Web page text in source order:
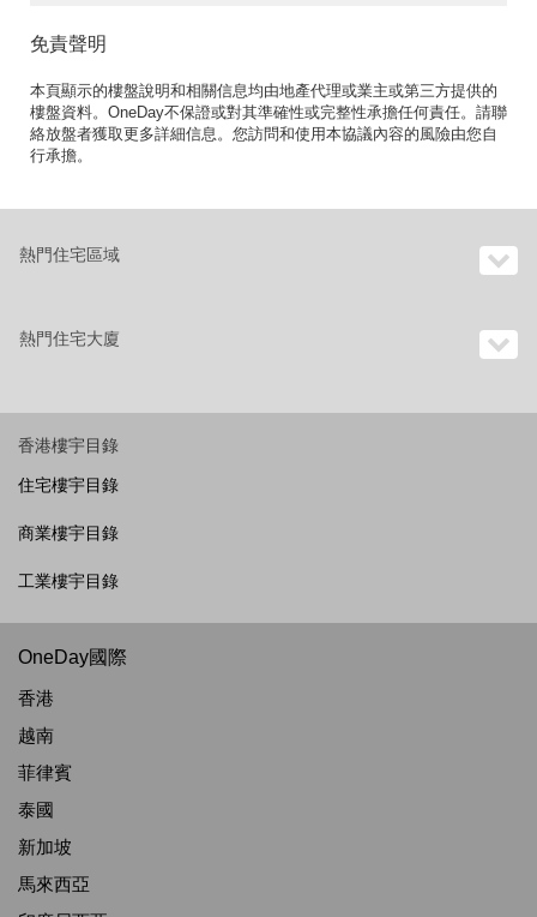
免責聲明
本頁顯示的樓盤說明和相關信息均由地產代理或業主或第三方提供的
樓盤資料。OneDay不保證或對其準確性或完整性承擔任何責任。請聯
絡放盤者獲取更多詳細信息。您訪問和使用本協議內容的風險由您自
行承擔。
熱門住宅區域
熱門住宅大廈
香港樓宇目錄
住宅樓宇目錄
商業樓宇目錄
工業樓宇目錄
OneDay國際
香港
越南
菲律賓
泰國
新加坡
馬來西亞